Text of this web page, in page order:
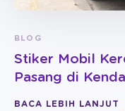
BLOG
Stiker Mobil
Pasang di
BACA LEBIH LANJUT